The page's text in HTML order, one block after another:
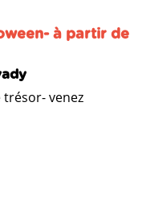
à partir de
venez